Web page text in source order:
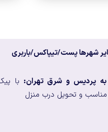
شهرها پست/تیپاکس/باربری
به پردیس و شرق تهران: با
و تحویل درب منزل